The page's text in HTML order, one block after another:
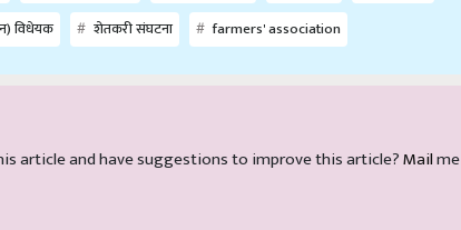
विधेयक शेतकरी संघटना farmers' association
article and have suggestions to improve this article?Mailme